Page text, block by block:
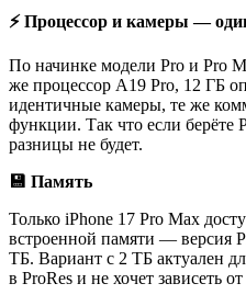
⚡ Процессор и камеры —
По начинке модели Pro и Pro
же процессор A19 Pro, 12 ГБ
идентичные камеры, те же
функции. Так что если
разницы не будет.
💾 Память
Только iPhone 17 Pro Max
встроенной памяти — версия
ТБ. Вариант с 2 ТБ актуален
в ProRes и не хочет зависеть